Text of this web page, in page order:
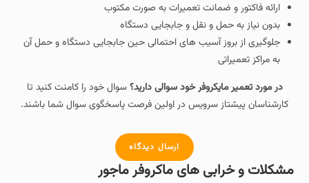
ارائه فاکتور و ضمانت تعمیرات به صورت مکتوب
بدون نیاز به حمل و نقل و جابجایی دستگاه
جلوگیری از بروز آسیب های احتمالی حین جابجایی دستگاه و حمل آن
به مراکز تعمیراتی
در مورد تعمیر مایکروفر خود سوالی دارید؟سوال خود را کامنت کنید تا
کارشناسان پیشتاز سرویس در اولین فرصت پاسخگوی سوال شما باشند.
ارسال دیدگاه
مشکلات و خرابی های ماکروفر ماجور